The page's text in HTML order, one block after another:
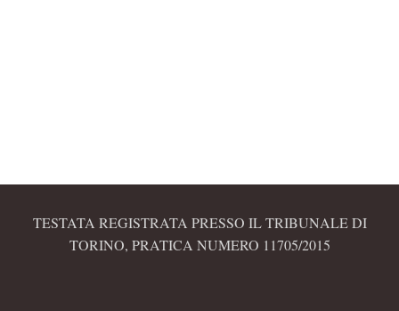
TESTATA REGISTRATA PRESSO IL TRIBUNALE DI
TORINO, PRATICA NUMERO 11705/2015